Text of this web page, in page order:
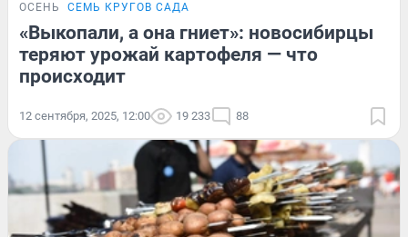
ОСЕНЬ СЕМЬ КРУГОВ САДА
«Выкопали, а она гниет»: новосибирцы
теряют урожай картофеля — что
происходит
12 сентября, 2025, 12:00 19 233 88